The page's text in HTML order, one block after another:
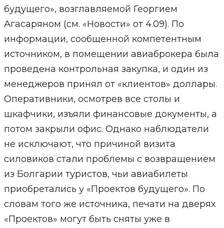
будущего», возглавляемой Георгием
Агасаряном (см. «Новости» от 4.09). По
информации, сообщенной компетентным
источником, в помещении авиаброкера была
проведена контрольная закупка, и один из
менеджеров принял от «клиентов» доллары.
Оперативники, осмотрев все столы и
шкафчики, изъяли финансовые документы, а
потом закрыли офис. Однако наблюдатели
не исключают, что причиной визита
силовиков стали проблемы с возвращением
из Болгарии туристов, чьи авиабилеты
приобретались у «Проектов будущего». По
словам того же источника, печати на дверях
«Проектов» могут быть сняты уже в